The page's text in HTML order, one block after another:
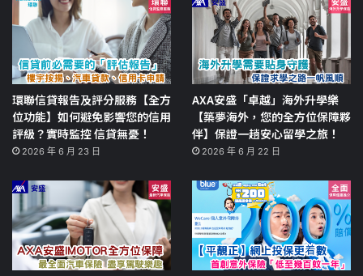
環聯信貸報告及評分服務【全方
位功能】如何避免影響您的信用
評級？實時監控 信貸無憂！
2026 年 6 月 23 日
AXA安盛「卓越」海外升學樂
【築夢海外，您的全方位保障夥
伴】保證一趟安心留學之旅！
2026 年 6 月 22 日